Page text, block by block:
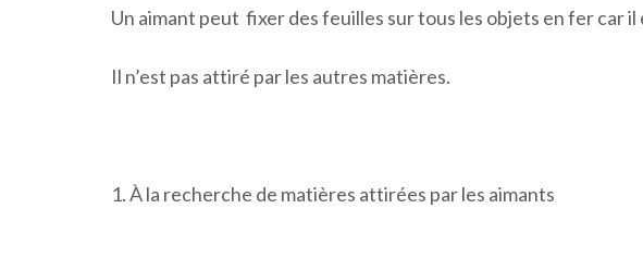
Un aimant peut fixer des feuilles sur tous les objets en fer car
Il n’est pas attiré par les autres matières.
1. À la recherche de matières attirées par les aimants